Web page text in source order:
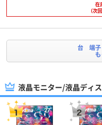
在
（次
台 端子
液晶モニター/液晶ディ